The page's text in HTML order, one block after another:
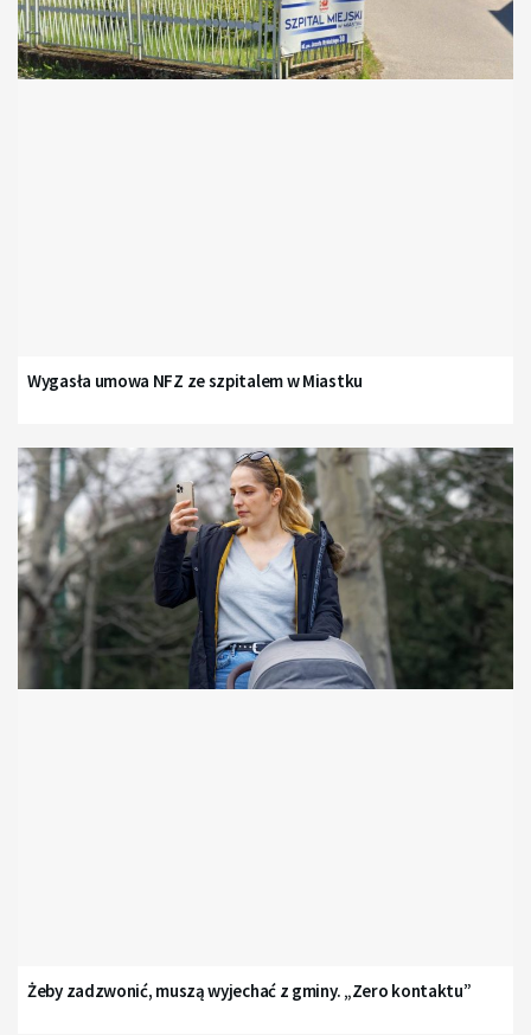
Wygasła umowa NFZ ze szpitalem w Miastku
Żeby zadzwonić, muszą wyjechać z gminy. „Zero kontaktu”